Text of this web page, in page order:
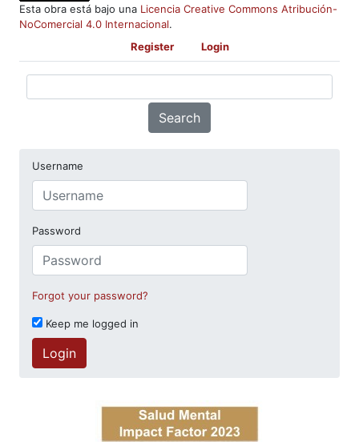
Esta obra está bajo una Licencia Creative Commons Atribución-
NoComercial 4.0 Internacional.
Register
Login
Search
Username
Password
Forgot your password?
Keep me logged in
Login